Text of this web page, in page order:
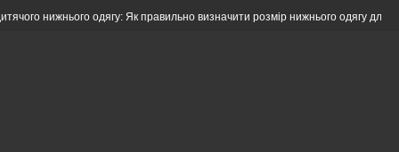
одягу: Як правильно визначити розмір нижнього одягу для дітей різного